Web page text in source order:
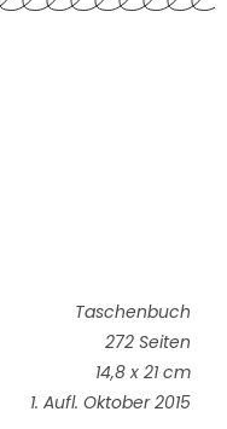
Taschenbuch
272 Seiten
14,8 x 21 cm
1. Aufl. Oktober 2015